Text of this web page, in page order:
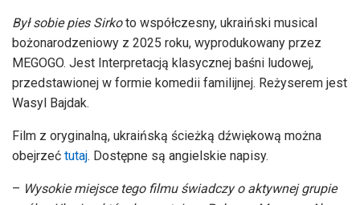
Był sobie pies Sirkoto współczesny, ukraiński musical
bożonarodzeniowy z 2025 roku, wyprodukowany przez
MEGOGO. Jest Interpretacją klasycznej baśni ludowej,
przedstawionej w formie komedii familijnej. Reżyserem jest
Wasyl Bajdak.
Film z oryginalną, ukraińską ścieżką dźwiękową można
obejrzeć tutaj. Dostępne są angielskie napisy.
– Wysokie miejsce tego filmu świadczy o aktywnej grupie